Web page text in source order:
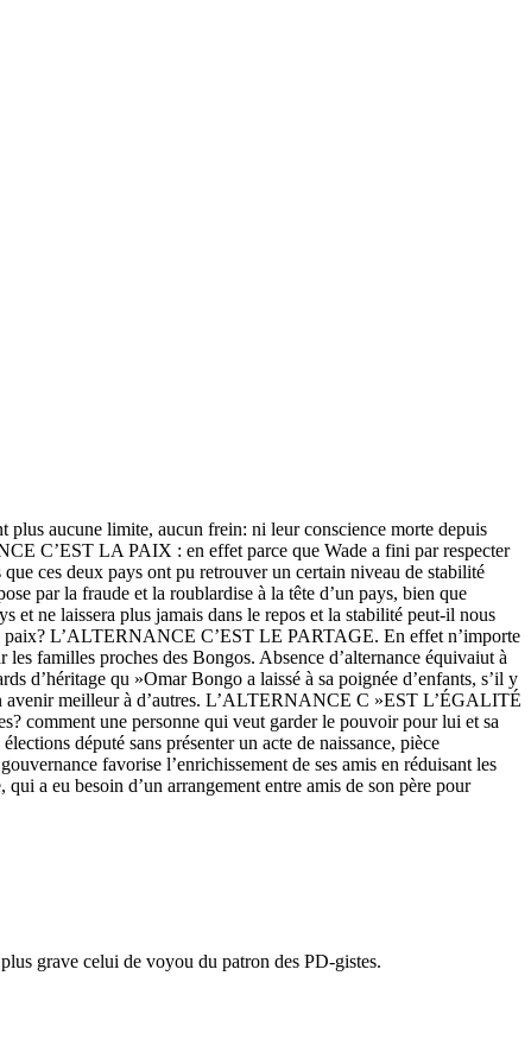
plus aucune limite, aucun frein: ni leur conscience morte depuis
C’EST LA PAIX : en effet parce que Wade a fini par respecter
ces deux pays ont pu retrouver un certain niveau de stabilité
par la fraude et la roublardise à la tête d’un pays, bien que
et ne laissera plus jamais dans le repos et la stabilité peut-il nous
paix? L’ALTERNANCE C’EST LE PARTAGE. En effet n’importe
familles proches des Bongos. Absence d’alternance équivaiut à
d’héritage qu »Omar Bongo a laissé à sa poignée d’enfants, s’il y
avenir meilleur à d’autres. L’ALTERNANCE C »EST L’ÉGALITÉ
comment une personne qui veut garder le pouvoir pour lui et sa
député sans présenter un acte de naissance, pièce
favorise l’enrichissement de ses amis en réduisant les
a eu besoin d’un arrangement entre amis de son père pour
grave celui de voyou du patron des PD-gistes.